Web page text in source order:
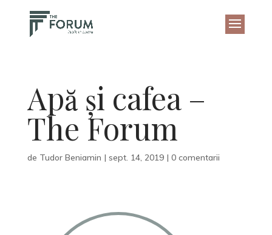
Apă și cafea –
The Forum
de Tudor Beniamin | sept. 14, 2019| 0 comentarii